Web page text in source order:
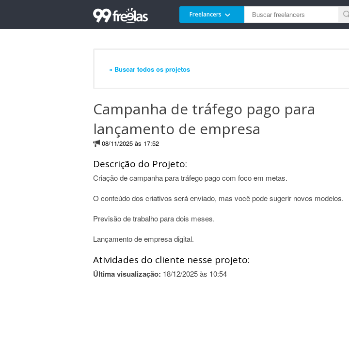
Freelancers
« Buscar todos os projetos
Campanha de tráfego pago para
lançamento de empresa
08/11/2025 às 17:52
Descrição do Projeto:
Criação de campanha para tráfego pago com foco em metas.
O conteúdo dos criativos será enviado, mas você pode sugerir novos modelos.
Previsão de trabalho para dois meses.
Lançamento de empresa digital.
Atividades do cliente nesse projeto:
Última visualização: 18/12/2025 às 10:54